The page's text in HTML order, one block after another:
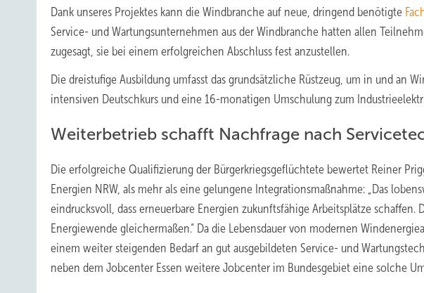
Dank unseres Projektes kann die Windbranche auf neue, dringend benötigte
Service- und Wartungsunternehmen aus der Windbranche hatten allen
zugesagt, sie bei einem erfolgreichen Abschluss fest anzustellen.
Die dreistufige Ausbildung umfasst das grundsätzliche Rüstzeug, um in und an
intensiven Deutschkurs und eine 16-monatigen Umschulung zum
Weiterbetrieb schafft Nachfrage nach
Die erfolgreiche Qualifizierung der Bürgerkriegsgeflüchtete bewertet Reiner
Energien NRW, als mehr als eine gelungene Integrationsmaßnahme: „Das
eindrucksvoll, dass erneuerbare Energien zukunftsfähige Arbeitsplätze
Energiewende gleichermaßen.“ Da die Lebensdauer von modernen
einem weiter steigenden Bedarf an gut ausgebildeten Service- und
neben dem Jobcenter Essen weitere Jobcenter im Bundesgebiet eine solche